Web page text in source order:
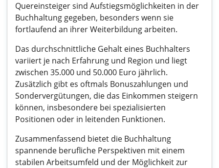
Quereinsteiger sind Aufstiegsmöglichkeiten in der
Buchhaltung gegeben, besonders wenn sie
fortlaufend an ihrer Weiterbildung arbeiten.
Das durchschnittliche Gehalt eines Buchhalters
variiert je nach Erfahrung und Region und liegt
zwischen 35.000 und 50.000 Euro jährlich.
Zusätzlich gibt es oftmals Bonuszahlungen und
Sondervergütungen, die das Einkommen steigern
können, insbesondere bei spezialisierten
Positionen oder in leitenden Funktionen.
Zusammenfassend bietet die Buchhaltung
spannende berufliche Perspektiven mit einem
stabilen Arbeitsumfeld und der Möglichkeit zur